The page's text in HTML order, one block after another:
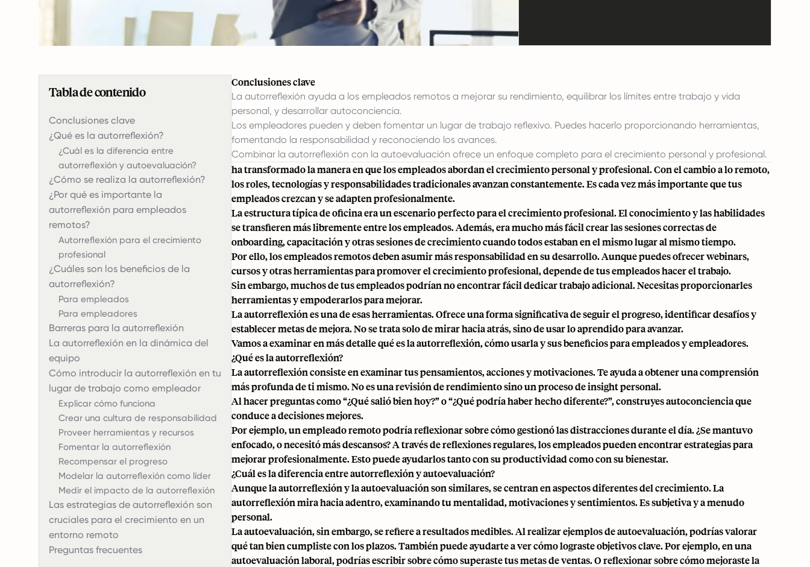
Tabla de contenido
Conclusiones clave
¿Qué es la autorreflexión?
¿Cuál es la diferencia entre
autorreflexión y autoevaluación?
¿Cómo se realiza la autorreflexión?
¿Por qué es importante la
autorreflexión para empleados
remotos?
Autorreflexión para el crecimiento
profesional
¿Cuáles son los beneficios de la
autorreflexión?
Para empleados
Para empleadores
Barreras para la autorreflexión
La autorreflexión en la dinámica del
equipo
Cómo introducir la autorreflexión en tu
lugar de trabajo como empleador
Explicar cómo funciona
Crear una cultura de responsabilidad
Proveer herramientas y recursos
Fomentar la autorreflexión
Recompensar el progreso
Modelar la autorreflexión como líder
Medir el impacto de la autorreflexión
Las estrategias de autorreflexión son
cruciales para el crecimiento en un
entorno remoto
Preguntas frecuentes
Conclusiones clave
La autorreflexión ayuda a los empleados remotos a mejorar su rendimiento, equilibrar los límites entre trabajo y vida
personal, y desarrollar autoconciencia.
Los empleadores pueden y deben fomentar un lugar de trabajo reflexivo. Puedes hacerlo proporcionando herramientas,
fomentando la responsabilidad y reconociendo los avances.
Combinar la autorreflexión con la autoevaluación ofrece un enfoque completo para el crecimiento personal y profesional.
ha transformado la manera en que los empleados abordan el crecimiento personal y profesional. Con el cambio a lo remoto,
los roles, tecnologías y responsabilidades tradicionales avanzan constantemente. Es cada vez más importante que tus
empleados crezcan y se adapten profesionalmente.
La estructura típica de oficina era un escenario perfecto para el crecimiento profesional. El conocimiento y las habilidades
se transfieren más libremente entre los empleados. Además, era mucho más fácil crear las sesiones correctas de
onboarding, capacitación y otras sesiones de crecimiento cuando todos estaban en el mismo lugar al mismo tiempo.
Por ello, los empleados remotos deben asumir más responsabilidad en su desarrollo. Aunque puedes ofrecer webinars,
cursos y otras herramientas para promover el crecimiento profesional, depende de tus empleados hacer el trabajo.
Sin embargo, muchos de tus empleados podrían no encontrar fácil dedicar trabajo adicional. Necesitas proporcionarles
herramientas y empoderarlos para mejorar.
La autorreflexión es una de esas herramientas. Ofrece una forma significativa de seguir el progreso, identificar desafíos y
establecer metas de mejora. No se trata solo de mirar hacia atrás, sino de usar lo aprendido para avanzar.
Vamos a examinar en más detalle qué es la autorreflexión, cómo usarla y sus beneficios para empleados y empleadores.
¿Qué es la autorreflexión?
La autorreflexión consiste en examinar tus pensamientos, acciones y motivaciones. Te ayuda a obtener una comprensión
más profunda de ti mismo. No es unarevisión de rendimientosino un proceso de insight personal.
Al hacer preguntas como “¿Qué salió bien hoy?” o “¿Qué podría haber hecho diferente?”, construyes autoconciencia que
conduce a decisiones mejores.
Por ejemplo, un empleado remoto podría reflexionar sobre cómo gestionó las distracciones durante el día. ¿Se mantuvo
enfocado, o necesitó más descansos? A través de reflexiones regulares, los empleados pueden encontrar estrategias para
mejorar profesionalmente. Esto puede ayudarlos tanto con su productividad como con su bienestar.
¿Cuál es la diferencia entre autorreflexión y autoevaluación?
Aunque la autorreflexión y la autoevaluación son similares, se centran en aspectos diferentes del crecimiento. La
autorreflexión mira hacia adentro, examinando tu mentalidad, motivaciones y sentimientos. Es subjetiva y a menudo
personal.
La autoevaluación, sin embargo, se refiere a resultados medibles. Al realizar ejemplos de autoevaluación, podrías valorar
qué tan bien cumpliste con los plazos. También puede ayudarte a ver cómo lograste objetivos clave. Por ejemplo, en una
autoevaluación laboral, podrías escribir sobre cómo superaste tus metas de ventas. O reflexionar sobre cómo mejoraste la